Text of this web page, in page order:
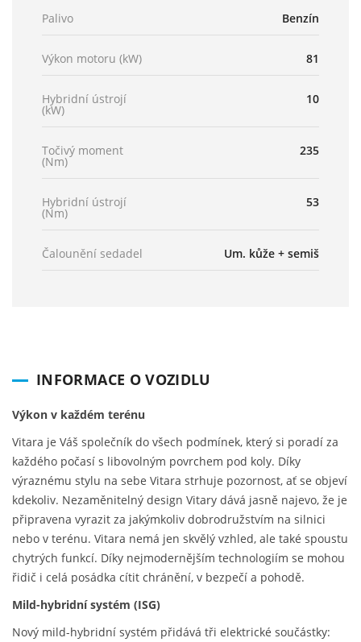
Palivo Benzín
Výkon motoru (kW) 81
Hybridní ústrojí
(kW)
10
Točivý moment
(Nm)
235
Hybridní ústrojí
(Nm)
53
Čalounění sedadel Um. kůže + semiš
INFORMACE O VOZIDLU
Výkon v každém terénu
Vitara je Váš společník do všech podmínek, který si poradí za
každého počasí s libovolným povrchem pod koly. Díky
výraznému stylu na sebe Vitara strhuje pozornost, ať se objeví
kdekoliv. Nezaměnitelný design Vitary dává jasně najevo, že je
připravena vyrazit za jakýmkoliv dobrodružstvím na silnici
nebo v terénu. Vitara nemá jen skvělý vzhled, ale také spoustu
chytrých funkcí. Díky nejmodernějším technologiím se mohou
řidič i celá posádka cítit chránění, v bezpečí a pohodě.
Mild-hybridní systém (ISG)
Nový mild-hybridní systém přidává tři elektrické součástky: